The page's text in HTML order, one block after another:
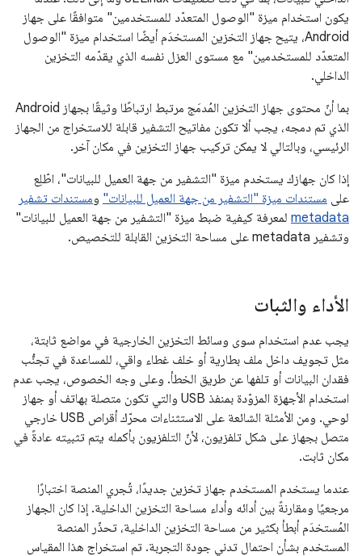
يكون استخدام ميزة "الوصول المتعدّد للمستخدمين" متوافقًا على جهاز
Android، يتيح جهاز التخزين المستخدَم أيضًا استخدام ميزة "الوصول
المتعدّد للمستخدمين" مع مستوى العزل نفسه الذي يقدّمه التخزين
الداخلي.
بما أنّ محتوى جهاز التخزين المُدمَج مرتبط ارتباطًا وثيقًا بجهاز Android
الذي تم دمجه، يجب ألا تكون مفاتيح التشفير قابلة للاستخراج من الجهاز
الرئيسي، وبالتالي لا يمكن تركيب جهاز التخزين في مكان آخر.
إذا كان جهازك يستخدم ميزة "التشفير من جهة العميل للبيانات"، اطّلِع
على مستندات ميزة "التشفير من جهة العميل للبيانات" ومستندات تشفير
metadata لمعرفة كيفية ضبط ميزة "التشفير من جهة العميل للبيانات"
وتشفير metadata على مساحة التخزين القابلة للتخصيص.
الأداء والثبات
يجب عدم استخدام سوى وسائط التخزين الخارجية في مواضع ثابتة،
مثل تجويف داخل ملف بطارية أو خلف غطاء واقي، للمساعدة في تجنُّب
فقدان البيانات أو تلفها عن طريق الخطأ. وعلى وجه الخصوص، يجب عدم
استخدام الأجهزة المزوّدة بمنفذ USB والتي تكون متصلة بهاتف أو جهاز
لوحي. ومن الأمثلة الشائعة على الاستثناءات محرّك أقراص USB خارجي
متصل بجهاز على شكل تلفزيون، لأنّ التلفزيون بأكمله يتم تثبيته عادةً في
مكان ثابت.
عندما يستخدم المستخدم جهاز تخزين جديدًا، تُجري المنصة اختبارًا
مرجعيًا ومقارنةً بين أدائه وأداء مساحة التخزين الداخلية. إذا كان الجهاز
المُستخدَم أبطأ بكثير من مساحة التخزين الداخلية، تحذّر المنصة
المستخدم بشأن احتمال تدني جودة التجربة. تم استخراج هذا المقياس